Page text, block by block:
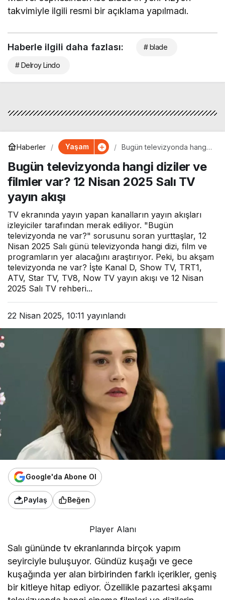
takvimiyle ilgili resmi bir açıklama yapılmadı.
Haberle ilgili daha fazlası: # blade
# Delroy Lindo
Haberler Yaşam
Bugün televizyonda hangi
Nisan 2025 Salı TV yayın
akışı
Bugün televizyonda hangi diziler ve
filmler var? 12 Nisan 2025 Salı TV
yayın akışı
TV ekranında yayın yapan kanalların yayın akışları
izleyiciler tarafından merak ediliyor. "Bugün
televizyonda ne var?" sorusunu soran yurttaşlar, 12
Nisan 2025 Salı günü televizyonda hangi dizi, film ve
programların yer alacağını araştırıyor. Peki, bu akşam
televizyonda ne var? İşte Kanal D, Show TV, TRT1,
ATV, Star TV, TV8, Now TV yayın akışı ve 12 Nisan
2025 Salı TV rehberi...
22 Nisan 2025, 10:11 yayınlandı
Google'da Abone Ol
Paylaş Beğen
Player Alanı
Salı gününde tv ekranlarında birçok yapım
seyirciyle buluşuyor. Gündüz kuşağı ve gece
kuşağında yer alan birbirinden farklı içerikler, geniş
bir kitleye hitap ediyor. Özellikle pazartesi akşamı